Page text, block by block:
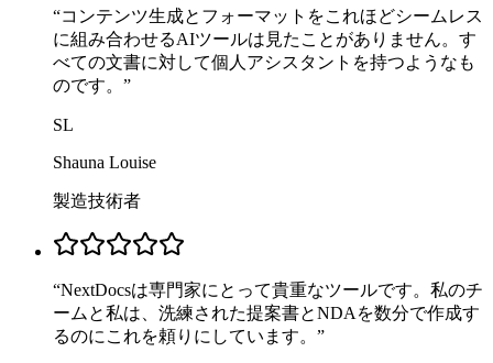
“コンテンツ生成とフォーマットをこれほどシームレス
に組み合わせるAIツールは見たことがありません。す
べての文書に対して個人アシスタントを持つようなも
のです。 ”
SL
Shauna Louise
製造技術者
“NextDocsは専門家にとって貴重なツールです。私のチ
ームと私は、洗練された提案書とNDAを数分で作成す
るのにこれを頼りにしています。 ”